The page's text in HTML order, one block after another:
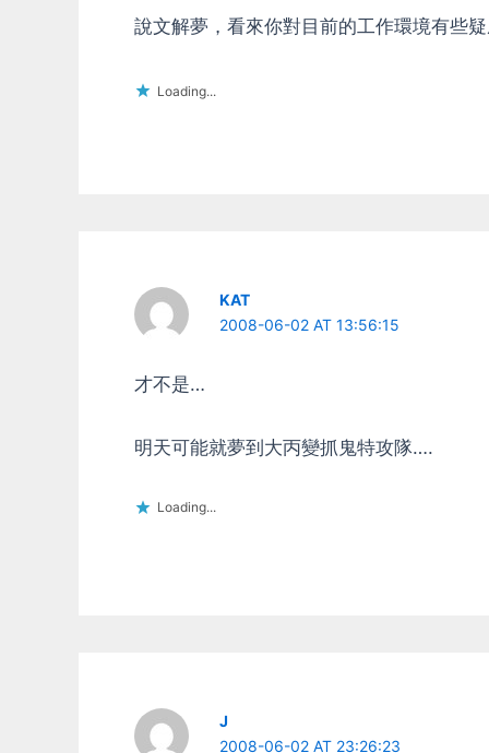
說文解夢，看來你對目前的工作環境有些
Loading...
KAT
2008-06-02 AT 13:56:15
才不是…
明天可能就夢到大丙變抓鬼特攻隊….
Loading...
J
2008-06-02 AT 23:26:23